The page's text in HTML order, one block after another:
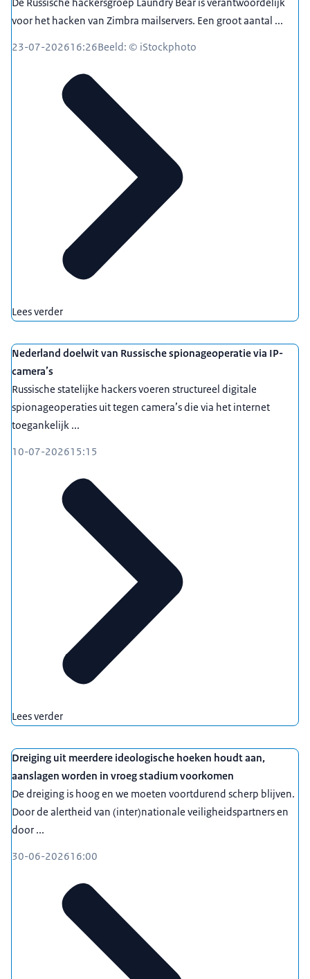
voor het hacken van Zimbra mailservers. Een groot aantal ...
23-07-202616:26Beeld: © iStockphoto
Lees verder
Nederland doelwit van Russische spionageoperatie via IP-
camera’s
Russische statelijke hackers voeren structureel digitale
spionageoperaties uit tegen camera’s die via het internet
toegankelijk ...
10-07-202615:15
Lees verder
Dreiging uit meerdere ideologische hoeken houdt aan,
aanslagen worden in vroeg stadium voorkomen
De dreiging is hoog en we moeten voortdurend scherp blijven.
Door de alertheid van (inter)nationale veiligheidspartners en
door ...
30-06-202616:00